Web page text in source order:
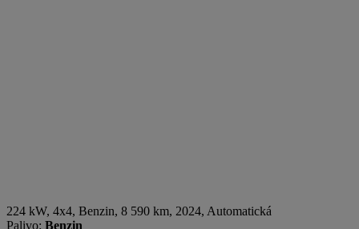
224 kW, 4x4, Benzin, 8 590 km, 2024, Automatická
Palivo: Benzin